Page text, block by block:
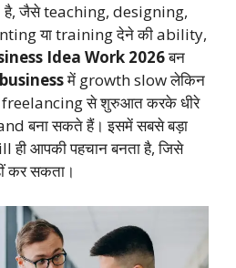
है, जैसे teaching, designing,
या training देने की ability,
Idea Work 2026बन
में growth slow लेकिन
freelancing से शुरुआत करके धीरे
बना सकते हैं। इसमें सबसे बड़ा
ही आपकी पहचान बनता है, जिसे
कर सकता।